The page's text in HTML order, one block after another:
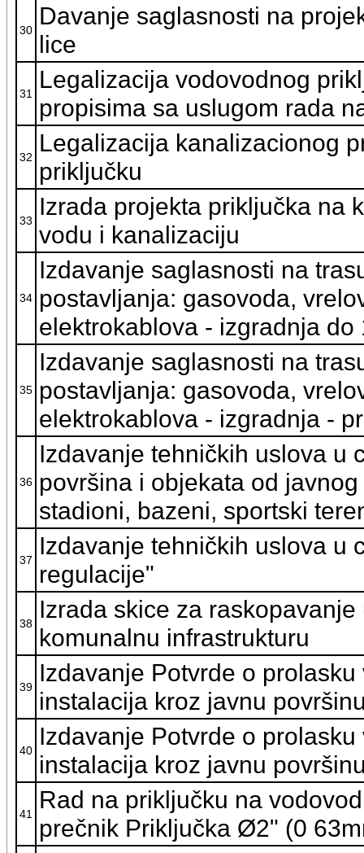
30
Davanje saglasnosti na
lice
31
Legalizacija vodovodnog
propisima sa uslugom rada
32
Legalizacija kanalizacionog
priključku
33
Izrada projekta priključka na
vodu i kanalizaciju
34
Izdavanje saglasnosti na
postavljanja: gasovoda,
elektrokablova - izgradnja do
35
Izdavanje saglasnosti na
postavljanja: gasovoda,
elektrokablova - izgradnja -
36
Izdavanje tehničkih uslova u
površina i objekata od
stadioni, bazeni, sportski
37
Izdavanje tehničkih uslova u
regulacije"
38
Izrada skice za
komunalnu infrastrukturu
39
Izdavanje Potvrde o
instalacija kroz javnu
40
Izdavanje Potvrde o
instalacija kroz javnu
41
Rad na priključku na
prečnik Priključka Ø2" (0